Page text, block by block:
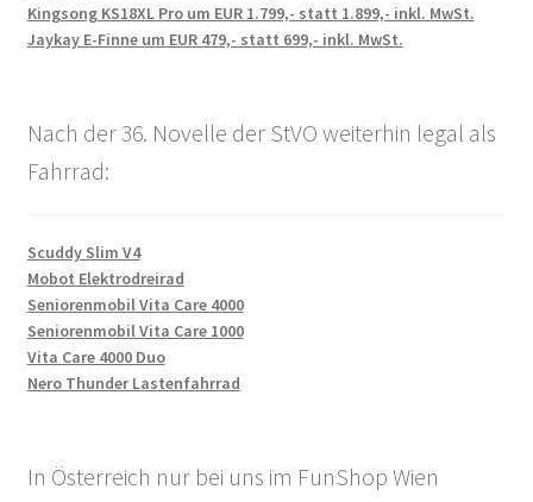
Kingsong KS18XL Pro um EUR 1.799,- statt 1.899,- inkl. MwSt.
Jaykay E-Finne um EUR 479,- statt 699,- inkl. MwSt.
Nach der 36. Novelle der StVO weiterhin legal als
Fahrrad:
Scuddy Slim V4
Mobot Elektrodreirad
Seniorenmobil Vita Care 4000
Seniorenmobil Vita Care 1000
Vita Care 4000 Duo
Nero Thunder Lastenfahrrad
In Österreich nur bei uns im FunShop Wien